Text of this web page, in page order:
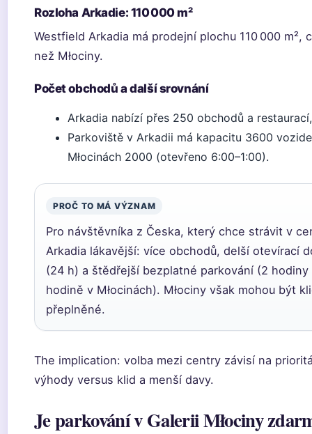
Rozloha Arkadie: 110 000 m²
Westfield Arkadia má prodejní plochu 110 000 m²,
než Młociny.
Počet obchodů a další srovnání
Arkadia nabízí přes 250 obchodů a
Parkoviště v Arkadii má kapacitu 3600
Młocinách 2000 (otevřeno 6:00–1:00).
PROČ TO MÁ VÝZNAM
Pro návštěvníka z Česka, který chce strávit v
Arkadia lákavější: více obchodů, delší otevírací
(24 h) a štědřejší bezplatné parkování (2 hodiny
hodině v Młocinách). Młociny však mohou být
přeplněné.
The implication: volba mezi centry závisí na
výhody versus klid a menší davy.
Je parkování v Galerii Młociny